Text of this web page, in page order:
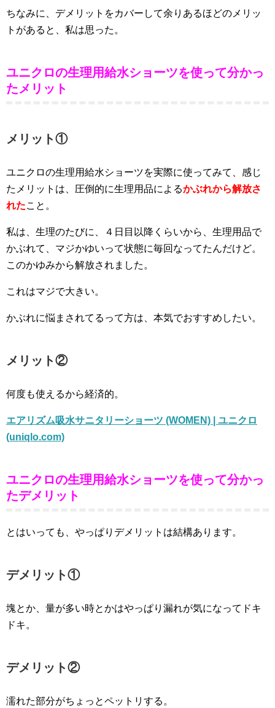
ちなみに、デメリットをカバーして余りあるほどのメリッ
トがあると、私は思った。
ユニクロの生理用給水ショーツを使って分かっ
たメリット
メリット①
ユニクロの生理用給水ショーツを実際に使ってみて、感じ
たメリットは、圧倒的に生理用品によるかぶれから解放さ
れたこと。
私は、生理のたびに、４日目以降くらいから、生理用品で
かぶれて、マジかゆいって状態に毎回なってたんだけど。
このかゆみから解放されました。
これはマジで大きい。
かぶれに悩まされてるって方は、本気でおすすめしたい。
メリット②
何度も使えるから経済的。
エアリズム吸水サニタリーショーツ (WOMEN) | ユニクロ
(uniqlo.com)
ユニクロの生理用給水ショーツを使って分かっ
たデメリット
とはいっても、やっぱりデメリットは結構あります。
デメリット①
塊とか、量が多い時とかはやっぱり漏れが気になってドキ
ドキ。
デメリット②
濡れた部分がちょっとペットリする。